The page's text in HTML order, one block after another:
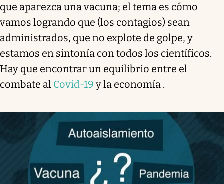
que aparezca una vacuna; el tema es cómo
vamos logrando que (los contagios) sean
administrados, que no explote de golpe, y
estamos en sintonía con todos los científicos.
Hay que encontrar un equilibrio entre el
combate al Covid-19 y la economía .